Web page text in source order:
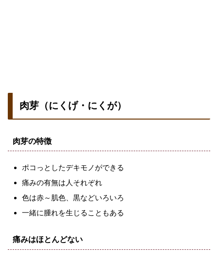
肉芽（にくげ・にくが）
肉芽の特徴
ポコっとしたデキモノができる
痛みの有無は人それぞれ
色は赤～肌色、黒などいろいろ
一緒に腫れを生じることもある
痛みはほとんどない